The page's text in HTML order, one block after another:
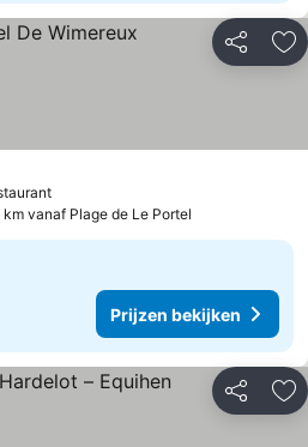
Delen
km vanaf Plage de Le Portel
Prijzen bekijken
Delen